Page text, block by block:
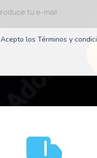
Acepto los Términos y